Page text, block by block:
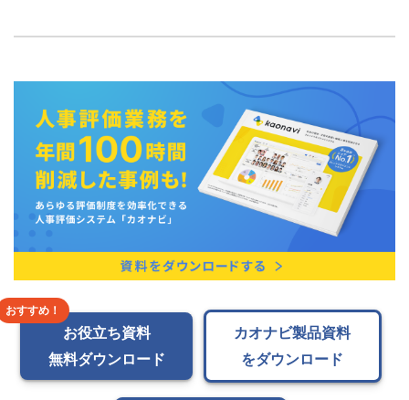
お役立ち資料
無料ダウンロード
カオナビ製品資料
をダウンロード